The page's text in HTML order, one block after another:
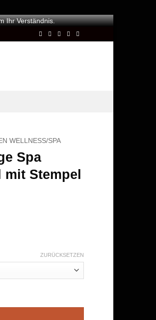
Ihr Verständnis.
WELLNESS/SPA
Spa
Stempel
ZURÜCKSETZEN
mit Stempel Menge